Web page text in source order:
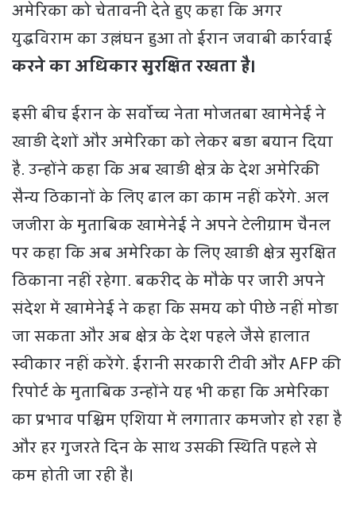
अमेरिका को चेतावनी देते हुए कहा कि अगर
युद्धविराम का उल्लंघन हुआ तो ईरान जवाबी कार्रवाई
करने का अधिकार सुरक्षित रखता है।
इसी बीच ईरान के सर्वोच्च नेता मोजतबा खामेनेई ने
खाड़ी देशों और अमेरिका को लेकर बड़ा बयान दिया
है. उन्होंने कहा कि अब खाड़ी क्षेत्र के देश अमेरिकी
सैन्य ठिकानों के लिए ढाल का काम नहीं करेंगे. अल
जजीरा के मुताबिक खामेनेई ने अपने टेलीग्राम चैनल
पर कहा कि अब अमेरिका के लिए खाड़ी क्षेत्र सुरक्षित
ठिकाना नहीं रहेगा. बकरीद के मौके पर जारी अपने
संदेश में खामेनेई ने कहा कि समय को पीछे नहीं मोड़ा
जा सकता और अब क्षेत्र के देश पहले जैसे हालात
स्वीकार नहीं करेंगे. ईरानी सरकारी टीवी और AFP की
रिपोर्ट के मुताबिक उन्होंने यह भी कहा कि अमेरिका
का प्रभाव पश्चिम एशिया में लगातार कमजोर हो रहा है
और हर गुजरते दिन के साथ उसकी स्थिति पहले से
कम होती जा रही है।